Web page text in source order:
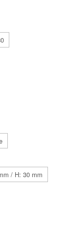
/ H: 30 mm